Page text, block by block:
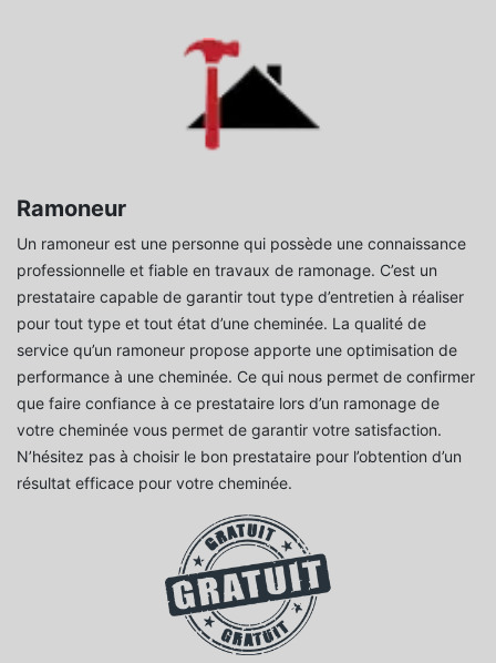
Ramoneur
Un ramoneur est une personne qui possède une connaissance
professionnelle et fiable en travaux de ramonage. C’est un
prestataire capable de garantir tout type d’entretien à réaliser
pour tout type et tout état d’une cheminée. La qualité de
service qu’un ramoneur propose apporte une optimisation de
performance à une cheminée. Ce qui nous permet de confirmer
que faire confiance à ce prestataire lors d’un ramonage de
votre cheminée vous permet de garantir votre satisfaction.
N’hésitez pas à choisir le bon prestataire pour l’obtention d’un
résultat efficace pour votre cheminée.